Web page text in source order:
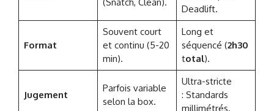
Deadlift.
Format
Souvent court
et continu (5-20
min).
Long et
séquencé (2h30
total).
Jugement
Parfois variable
selon la box.
Ultra-stricte
: Standards
millimétrés.